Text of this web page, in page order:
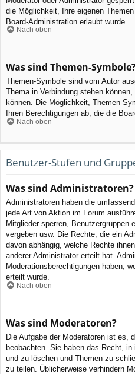
die Möglichkeit, Ihre eigenen
Board-Administration erlaubt wurde.
Nach oben
Was sind Themen-
Themen-Symbole sind vom Autor
Thema in Verbindung stehen
können. Die Möglichkeit, Themen-
Ihren Berechtigungen ab, die die
Nach oben
Benutzer-Stufen und
Was sind Administratoren?
Administratoren haben die
jede Art von Aktion im Forum
Mitglieder sperren, Benutzergruppen
vergeben usw. Die Rechte, die ein
davon abhängig, welche Rechte
anderer Administrator erteilt hat.
Moderationsberechtigungen haben,
erteilt wurde.
Nach oben
Was sind Moderatoren?
Die Aufgabe der Moderatoren ist es,
beobachten. Sie haben das Recht,
und zu löschen und Themen zu
zu teilen. Üblicherweise verhindern